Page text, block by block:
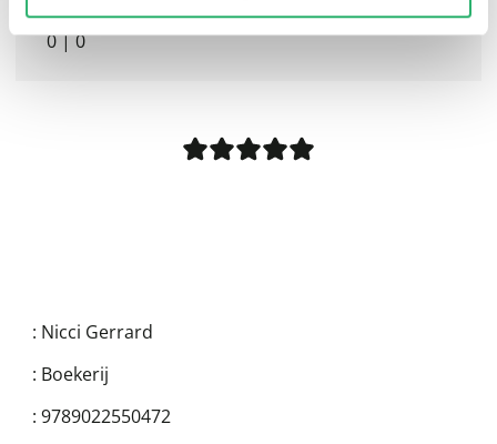
0|0
: Nicci Gerrard
: Boekerij
: 9789022550472